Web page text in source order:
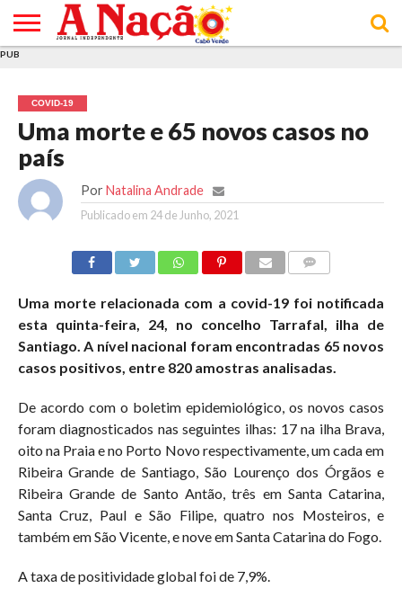
E DE
COOKIES
DE
UTILIZAÇÃO
PUB
COVID-19
Uma morte e 65 novos casos no
país
Por Natalina Andrade
Publicado em 24 de Junho, 2021
Uma morte relacionada com a covid-19 foi notificada
esta quinta-feira, 24, no concelho Tarrafal, ilha de
Santiago. A nível nacional foram encontradas 65 novos
casos positivos, entre 820 amostras analisadas.
De acordo com o boletim epidemiológico, os novos casos
foram diagnosticados nas seguintes ilhas: 17 na ilha Brava,
oito na Praia e no Porto Novo respectivamente, um cada em
Ribeira Grande de Santiago, São Lourenço dos Órgãos e
Ribeira Grande de Santo Antão, três em Santa Catarina,
Santa Cruz, Paul e São Filipe, quatro nos Mosteiros, e
também em São Vicente, e nove em Santa Catarina do Fogo.
A taxa de positividade global foi de 7,9%.